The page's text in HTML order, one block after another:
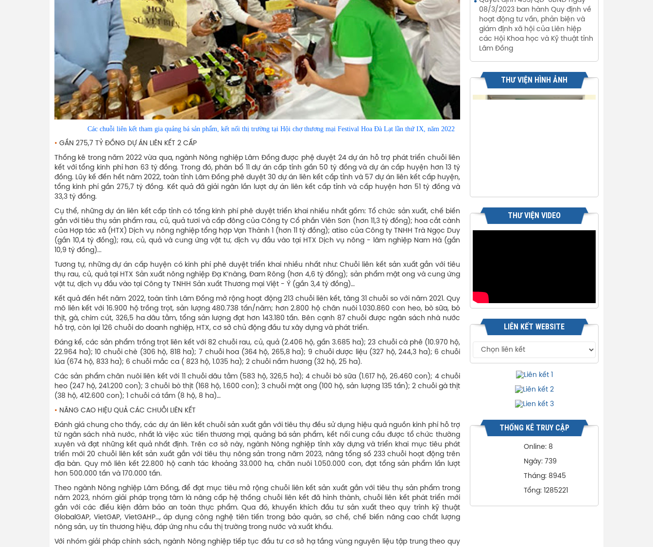
Các chuỗi liên kết tham gia quảng bá sản phẩm, kết nối thị trường tại Hội chợ thương mại Festival Hoa Đà Lạt lần thứ IX, năm 2022
• GẦN 275,7 TỶ ĐỒNG DỰ ÁN LIÊN KẾT 2 CẤP
Thống kê trong năm 2022 vừa qua, ngành Nông nghiệp Lâm Đồng được phệ duyệt 24 dự án hỗ trợ phát triển chuỗi liên
kết với tổng kinh phí hơn 63 tỷ đồng. Trong đó, phân bổ 11 dự án cấp tỉnh gần 50 tỷ đồng và dự án cấp huyện hơn 13 tỷ
đồng. Lũy kế đến hết năm 2022, toàn tỉnh Lâm Đồng phê duyệt 30 dự án liên kết cấp tỉnh và 57 dự án liên kết cấp huyện,
tổng kinh phí gần 275,7 tỷ đồng. Kết quả đã giải ngân lần lượt dự án liên kết cấp tỉnh và cấp huyện hơn 51 tỷ đồng và
33,3 tỷ đồng.
Cụ thể, những dự án liên kết cấp tỉnh có tổng kinh phí phê duyệt triển khai nhiều nhất gồm: Tổ chức sản xuất, chế biến
gắn với tiêu thụ sản phẩm rau, củ, quả tươi và cấp đông của Công ty Cổ phần Viên Sơn (hơn 11,3 tỷ đồng); hoa cắt cành
của Hợp tác xã (HTX) Dịch vụ nông nghiệp tổng hợp Vạn Thành 1 (hơn 11 tỷ đồng); atiso của Công ty TNHH Trà Ngọc Duy
(gần 10,4 tỷ đồng); rau, củ, quả và cung ứng vật tư, dịch vụ đầu vào tại HTX Dịch vụ nông - lâm nghiệp Nam Hà (gần
10,9 tỷ đồng)...
Tương tự, những dự án cấp huyện có kinh phí phê duyệt triển khai nhiều nhất như: Chuỗi liên kết sản xuất gắn với tiêu
thụ rau, củ, quả tại HTX Sản xuất nông nghiệp Đạ K’nàng, Đam Rông (hơn 4,6 tỷ đồng); sản phẩm mật ong và cung ứng
vật tư, dịch vụ đầu vào tại Công ty TNHH Sản xuất Thương mại Việt - Ý (gần 3,4 tỷ đồng)…
Kết quả đến hết năm 2022, toàn tỉnh Lâm Đồng mở rộng hoạt động 213 chuỗi liên kết, tăng 31 chuỗi so với năm 2021. Quy
mô liên kết với 16.900 hộ trồng trọt, sản lượng 480.738 tấn/năm; hơn 2.800 hộ chăn nuôi 1.030.860 con heo, bò sữa, bò
thịt, gà, chim cút, 326,5 ha dâu tằm, tổng sản lượng đạt hơn 143.180 tấn. Bên cạnh 87 chuỗi được ngân sách nhà nước
hỗ trợ, còn lại 126 chuỗi do doanh nghiệp, HTX, cơ sở chủ động đầu tư xây dựng và phát triển.
Đáng kể, các sản phẩm trồng trọt liên kết với 82 chuỗi rau, củ, quả (2.406 hộ, gần 3.685 ha); 23 chuỗi cà phê (10.970 hộ,
22.964 ha); 10 chuỗi chè (306 hộ, 818 ha); 7 chuỗi hoa (364 hộ, 265,8 ha); 9 chuỗi dược liệu (327 hộ, 244,3 ha); 6 chuỗi
lúa (674 hộ, 833 ha); 6 chuỗi mắc ca ( 823 hộ, 1.035 ha); 2 chuỗi nấm hương (32 hộ, 25 ha).
Các sản phẩm chăn nuôi liên kết với 11 chuỗi dâu tằm (583 hộ, 326,5 ha); 4 chuỗi bò sữa (1.617 hộ, 26.460 con); 4 chuỗi
heo (247 hộ, 241.200 con); 3 chuỗi bò thịt (168 hộ, 1.600 con); 3 chuỗi mật ong (100 hộ, sản lượng 135 tấn); 2 chuỗi gà thịt
(38 hộ, 412.600 con); 1 chuỗi cá tầm (8 hộ, 8 ha)…
• NÂNG CAO HIỆU QUẢ CÁC CHUỖI LIÊN KẾT
Đánh giá chung cho thấy, các dự án liên kết chuỗi sản xuất gắn với tiêu thụ đều sử dụng hiệu quả nguồn kinh phí hỗ trợ
từ ngân sách nhà nước, nhất là việc xúc tiến thương mại, quảng bá sản phẩm, kết nối cung cầu được tổ chức thường
xuyên và đạt những kết quả nhất định. Trên cơ sở này, ngành Nông nghiệp tỉnh xây dựng và triển khai mục tiêu phát
triển mới 20 chuỗi liên kết sản xuất gắn với tiêu thụ nông sản trong năm 2023, nâng tổng số 233 chuỗi hoạt động trên
địa bàn. Quy mô liên kết 22.800 hộ canh tác khoảng 33.000 ha, chăn nuôi 1.050.000 con, đạt tổng sản phẩm lần lượt
hơn 500.000 tấn và 170.000 tấn.
Theo ngành Nông nghiệp Lâm Đồng, để đạt mục tiêu mở rộng chuỗi liên kết sản xuất gắn với tiêu thụ sản phẩm trong
năm 2023, nhóm giải pháp trọng tâm là nâng cấp hệ thống chuỗi liên kết đã hình thành, chuỗi liên kết phát triển mới
gắn với các điều kiện đảm bảo an toàn thực phẩm. Qua đó, khuyến khích đầu tư sản xuất theo quy trình kỹ thuật
GlobalGAP, VietGAP, VietGAHP…, áp dụng công nghệ tiên tiến trong bảo quản, sơ chế, chế biến nâng cao chất lượng
nông sản, uy tín thương hiệu, đáp ứng nhu cầu thị trường trong nước và xuất khẩu.
Với nhóm giải pháp chính sách, ngành Nông nghiệp tiếp tục đầu tư cơ sở hạ tầng vùng nguyên liệu tập trung theo quy
08/3/2023 ban hành Quy định về
hoạt động tư vấn, phản biện và
giám định xã hội của Liên hiệp
các Hội Khoa học và Kỹ thuật tỉnh
Lâm Đồng
THƯ VIỆN HÌNH ẢNH
THƯ VIỆN VIDEO
LIÊN KẾT WEBSITE
THỐNG KÊ TRUY CẬP
Online: 8
Ngày: 739
Tháng: 8945
Tổng: 1285221